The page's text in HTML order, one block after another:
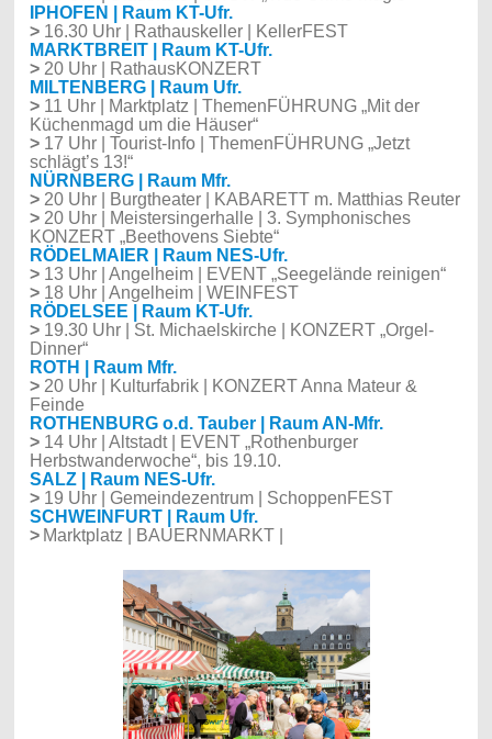
IPHOFEN | Raum KT-Ufr.
>16.30 Uhr | Rathauskeller | KellerFEST
MARKTBREIT | Raum KT-Ufr.
>20 Uhr | RathausKONZERT
MILTENBERG | Raum Ufr.
>11 Uhr | Marktplatz | ThemenFÜHRUNG „Mit der
Küchenmagd um die Häuser“
>17 Uhr | Tourist-Info | ThemenFÜHRUNG „Jetzt
schlägt’s 13!“
NÜRNBERG | Raum Mfr.
>20 Uhr | Burgtheater | KABARETT m. Matthias Reuter
>20 Uhr | Meistersingerhalle | 3. Symphonisches
KONZERT „Beethovens Siebte“
RÖDELMAIER | Raum NES-Ufr.
>13 Uhr | Angelheim | EVENT „Seegelände reinigen“
>18 Uhr | Angelheim | WEINFEST
RÖDELSEE | Raum KT-Ufr.
>19.30 Uhr | St. Michaelskirche | KONZERT „Orgel-
Dinner“
ROTH | Raum Mfr.
>20 Uhr | Kulturfabrik | KONZERT Anna Mateur &
Feinde
ROTHENBURG o.d. Tauber | Raum AN-Mfr.
>14 Uhr | Altstadt | EVENT „Rothenburger
Herbstwanderwoche“, bis 19.10.
SALZ | Raum NES-Ufr.
>19 Uhr | Gemeindezentrum | SchoppenFEST
SCHWEINFURT | Raum Ufr.
> Marktplatz | BAUERNMARKT |